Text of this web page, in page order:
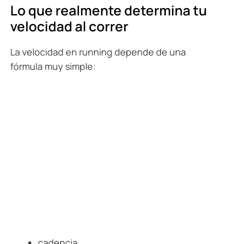
Lo que realmente determina tu
velocidad al correr
La velocidad en running depende de una
fórmula muy simple: